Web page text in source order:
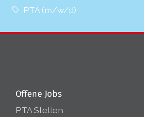
PTA (m/w/d)
Offene Jobs
PTA Stellen